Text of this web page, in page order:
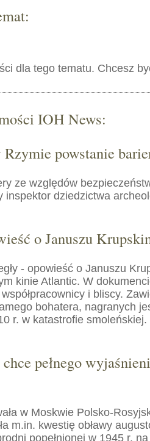
dla tego tematu. Chcesz
IOH News:
powstanie
ze względów
inspektor dziedzictwa
o Januszu
- opowieść o Januszu
kinie Atlantic. W
i bliscy.
bohatera, nagranych
r. w katastrofie smoleńskiej.
pełnego
w Moskwie Polsko-
m.in. kwestię obławy
popełnionej w 1945 r.